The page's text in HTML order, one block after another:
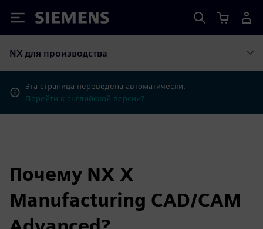
Siemens
NX для производства
Эта страница переведена автоматически.
Перейти к английской версии?
Почему NX X
Manufacturing CAD/CAM